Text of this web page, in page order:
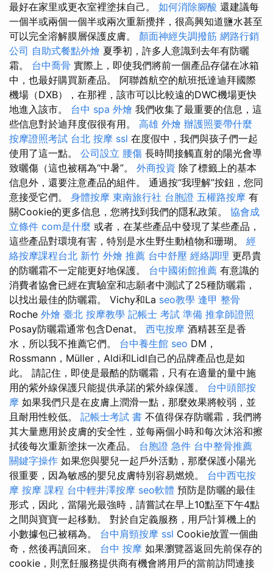
最好在家里或更衣室裡塗抹自己。 如何消除腳酸 還建議每
一個半或兩個一個半或兩次重新攪拌，很高興知道鹽水甚至
可以完全溶解膜層保護皮膚。 顏面神經失調撥筋 網路行銷
公司 自助式餐點外燴 夏季初，許多人意識到去年有防曬
霜。 台中喬骨 實際上，即使我們將前一個產品存儲在冰箱
中，也最好購買新產品。 阿聯酋航空的航班抵達迪拜國際
機場（DXB），在那裡，該市可以比較遠的DWC機場更快
地進入該市。 台中 spa 外燴 我們收集了最重要的信息，這
些信息對於迪拜度假很有用。 高雄 外燴 辦護照要帶什麼
按摩證照考試 台北 按摩 ssl 在度假中，我們與孩子們一起
使用了這一點。 公司設立 腰傷 長時間接觸直射的陽光會導
致曬傷（這也被稱為“中暑”。 外商投資 除了標籤上的基本
信息外，還要注意產品的組件。 通過按“我理解”按鈕，您同
意接受它們。 身體按摩 東南旅行社 台胞證 五權路按摩 有
關Cookie的更多信息，您將找到我們的隱私政策。 協會成
立條件 com是什麼 或者，在某些產品中發現了某些產品，
這些產品對環境有害，特別是水生野生動植物和珊瑚。 經
絡按摩課程台北 新竹 外燴 推薦 台中舒壓 經絡調理 更昂貴
的防曬霜不一定能更好地保護。 台中國術館推薦 有意識的
消費者協會已經在實驗室和志願者中測試了25種防曬霜，
以找出最佳的防曬霜。 Vichy和La seo教學 逢甲 整骨
Roche 外燴 臺北 按摩教學 記帳士 考試 準備 推拿師證照
Posay防曬霜通常包含Denat。 西屯按摩 酒精甚至是香
水，所以我不推薦它們。 台中養生館 seo DM，
Rossmann，Müller，Aldi和Lidl自己的品牌產品也是如
此。 請記住，即使是最酷的防曬霜，只有在適量的量中施
用的紫外線保護只能提供承諾的紫外線保護。 台中頭部按
摩 如果我們只是在皮膚上潤滑一點，那麼效果將較弱，並
且耐用性較低。 記帳士考試 書 不值得保存防曬霜，我們將
其大量應用於皮膚的安全性，並每兩個小時和每次沐浴和擦
拭後每次重新塗抹一次產品。 台胞證 急件 台中整骨推薦
關鍵字操作 如果您與嬰兒一起戶外活動，那麼保護小陽光
很重要，因為敏感的嬰兒皮膚特別容易燃燒。 台中西屯按
摩 按摩 課程 台中輕井澤按摩 seo軟體 預防是防曬的最佳
形式，因此，當陽光最強時，請嘗試在早上10點至下午4點
之間與寶寶一起移動。 對於自定義服務，用戶計算機上的
小數據包已被稱為。 台中肩頸按摩 ssl Cookie放置一個曲
奇，然後再讀回來。 台中 按摩 如果瀏覽器返回先前保存的
cookie，則烹飪服務提供商有機會將用戶的當前訪問連接